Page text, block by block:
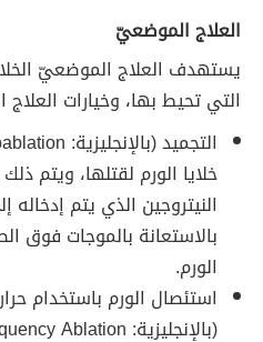
العلاج الموضعيّ
يستهدف العلاج الموضعيّ
التي تحيط بها، وخيارات
خلايا الورم لقتلها، ويتم
النيتروجين الذي يتم إدخاله
بالاستعانة بالموجات فوق
الورم.
استئصال الورم باستخدام